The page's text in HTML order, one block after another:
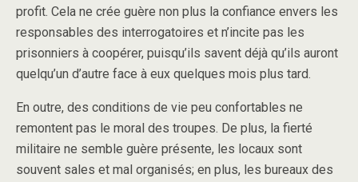
profit. Cela ne crée guère non plus la confiance envers les
responsables des interrogatoires et n’incite pas les
prisonniers à coopérer, puisqu’ils savent déjà qu’ils auront
quelqu’un d’autre face à eux quelques mois plus tard.
En outre, des conditions de vie peu confortables ne
remontent pas le moral des troupes. De plus, la fierté
militaire ne semble guère présente, les locaux sont
souvent sales et mal organisés; en plus, les bureaux des